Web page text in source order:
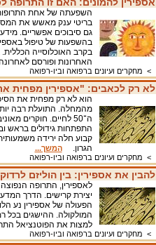
השפעתה של אחת
בריטי ענק מאשש את
גם סיבוכים אפשריים.
בהשפעות של טיפול
בקרב האוכלוסייה
האחרונות ופורסם
> מחקרים ועיונים ברפואה וביו-רפואה
לא רק לכאבים: "אספירין מפחית
הוא לא רק מפחית את
ה־50 לחיים. חוקרים
הגרון.המשך...
> מחקרים ועיונים ברפואה וביו-רפואה
להבין את אספירין: בין הוליזם
לאספירין, התרופה
יצירת קרישים. הדרך
הפעולה של אספירין נע
המולקולה. ההישגים
למצות את הפוטנציאל
> מחקרים ועיונים ברפואה וביו-רפואה